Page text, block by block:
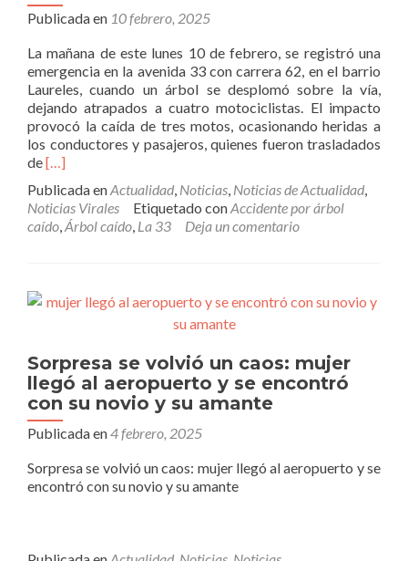
Publicada en 10 febrero, 2025
La mañana de este lunes 10 de febrero, se registró una
emergencia en la avenida 33 con carrera 62, en el barrio
Laureles, cuando un árbol se desplomó sobre la vía,
dejando atrapados a cuatro motociclistas. El impacto
provocó la caída de tres motos, ocasionando heridas a
los conductores y pasajeros, quienes fueron trasladados
deLeer
muerto
y
tres
caída
árbol
en
la
avenida
33
[…]
Publicada enActualidad, Noticias, Noticias de Actualidad,
Noticias Virales
Etiquetado conAccidente por árbol
caído,Árbol caído, La 33 Deja un comentario
Sorpresa se volvió un caos: mujer
llegó al aeropuerto y se encontró
con su novio y su amante
Publicada en4 febrero, 2025
Sorpresa se volvió un caos: mujer llegó al aeropuerto y se
encontró con su novio y su amante